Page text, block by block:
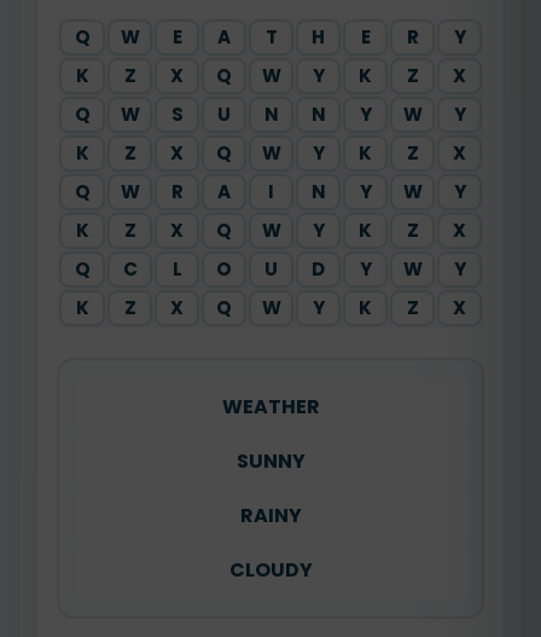
Q W E A T H E R
Y
K
Z X Q W Y K Z
X
Q
W S U N N Y W
Y
K
Z X Q W Y K Z
X
Q
W R A I N Y W
Y
K
Z X Q W Y K Z
X
Q
C L O U D Y W
Y
K
Z X Q W Y K Z X
WEATHER
SUNNY
RAINY
CLOUDY